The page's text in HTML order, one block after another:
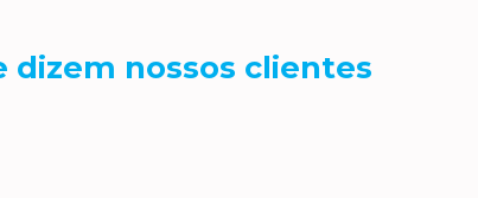
dizem nossos clientes